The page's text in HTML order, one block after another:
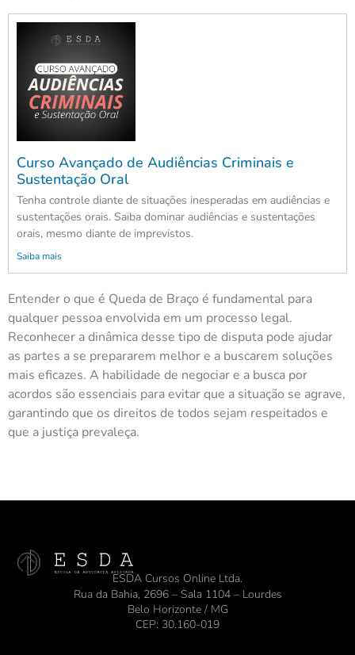
Curso Avançado de Audiências Criminais e
Sustentação Oral
Tenha controle diante de situações inesperadas em audiências e
sustentações orais. Saiba dominar audiências e sustentações
orais, mesmo diante de imprevistos.
Saiba mais
Entender o que é Queda de Braço é fundamental para
qualquer pessoa envolvida em um processo legal.
Reconhecer a dinâmica desse tipo de disputa pode ajudar
as partes a se prepararem melhor e a buscarem soluções
mais eficazes. A habilidade de negociar e a busca por
acordos são essenciais para evitar que a situação se agrave,
garantindo que os direitos de todos sejam respeitados e
que a justiça prevaleça.
ESDA Cursos Online Ltda.
Rua da Bahia, 2696 – Sala 1104 – Lourdes
Belo Horizonte / MG
CEP: 30.160-019